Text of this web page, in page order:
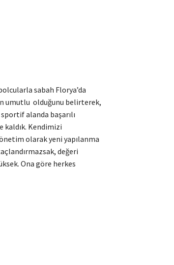
sabah Florya’da
umutlu olduğunu belirterek,
alanda başarılı
kaldık. Kendimizi
olarak yeni yapılanma
değeri
Ona göre herkes